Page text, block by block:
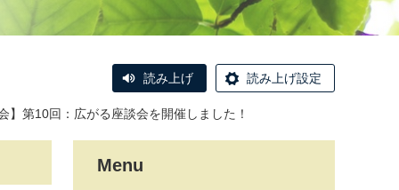
読み上げ 読み上げ設定
】第10回：広がる座談会を開催しました！
Menu